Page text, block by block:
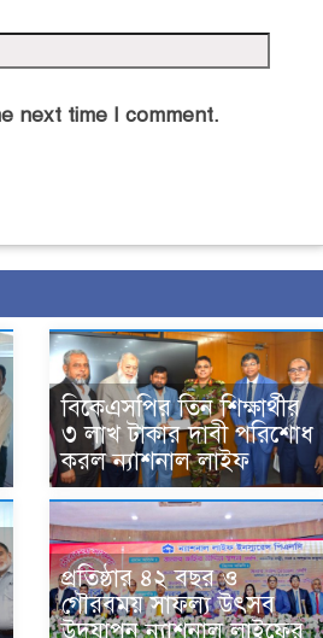
next time I comment.
বিকেএসপির তিন শিক্ষার্থীর
৩ লাখ টাকার দাবী পরিশোধ
করল ন্যাশনাল লাইফ
প্রতিষ্ঠার ৪২ বছর ও
গৌরবময় সাফল্য উৎসব
উদযাপন ন্যাশনাল লাইফের